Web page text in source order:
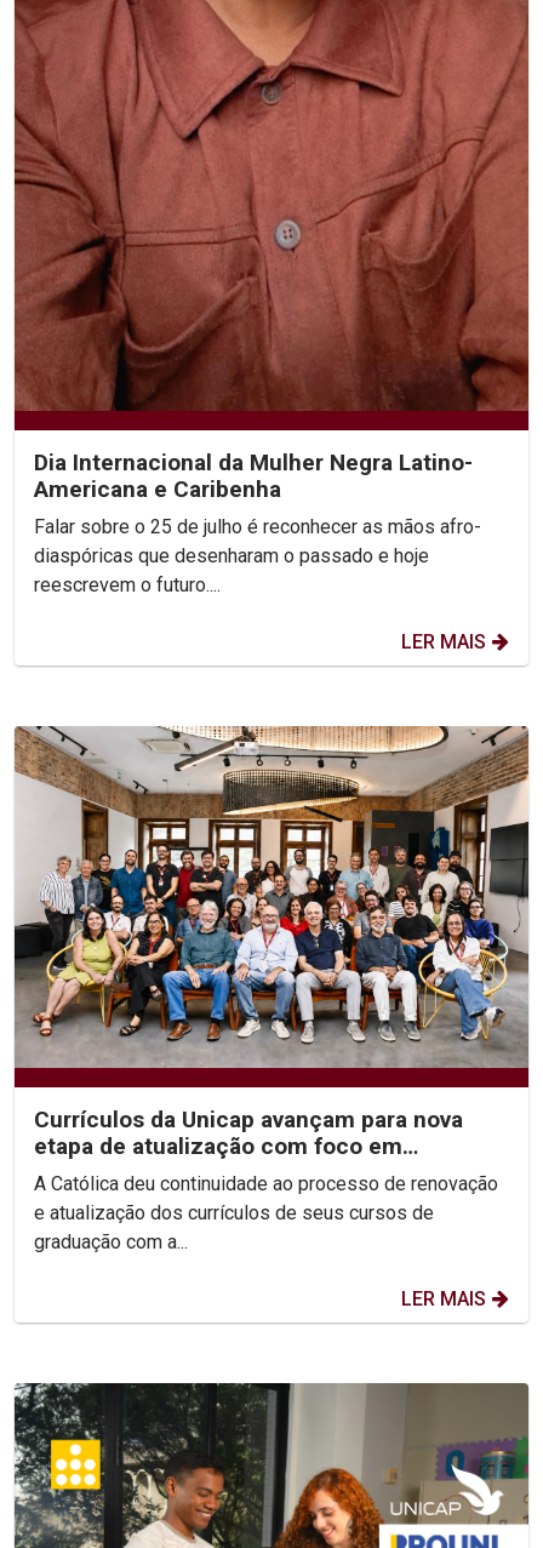
Dia Internacional da Mulher Negra Latino-
Americana e Caribenha
Falar sobre o 25 de julho é reconhecer as mãos afro-
diaspóricas que desenharam o passado e hoje
reescrevem o futuro....
LER MAIS
Currículos da Unicap avançam para nova
etapa de atualização com foco em
competências e habilidades
A Católica deu continuidade ao processo de renovação
e atualização dos currículos de seus cursos de
graduação com a...
LER MAIS